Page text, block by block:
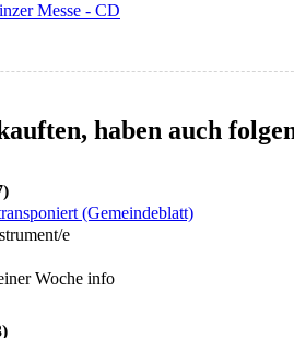
Messe - CD
haben auch
(Gemeindeblatt)
e
Woche info